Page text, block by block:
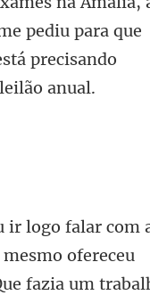
pediu para que
ofereceu